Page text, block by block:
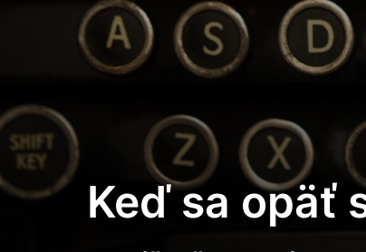
Keď sa opäť